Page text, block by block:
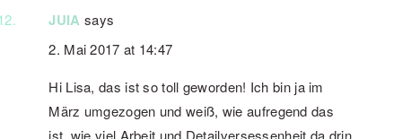
JUIA says
2. Mai 2017 at 14:47
Hi Lisa, das ist so toll geworden! Ich bin ja im
März umgezogen und weiß, wie aufregend das
ist, wie viel Arbeit und Detailversessenheit da drin